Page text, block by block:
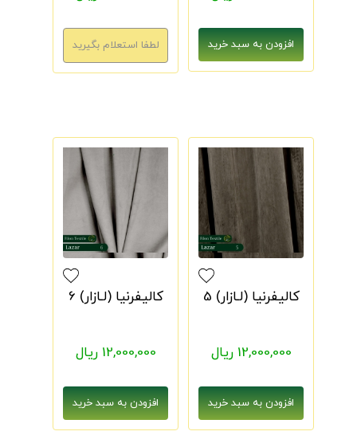
کالیفرنیا (لـازار) 5
12,000,000 ریال
کالیفرنیا (لـازار) 6
12,000,000 ریال